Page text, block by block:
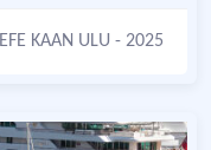
EFE KAAN ULU - 2025